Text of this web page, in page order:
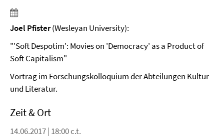
Joel Pfister(Wesleyan University):
"'Soft Despotim': Movies on 'Democracy' as a Product of
Soft Capitalism"
Vortrag im Forschungskolloquium der Abteilungen Kultur
und Literatur.
Zeit & Ort
14.06.2017 | 18:00 c.t.